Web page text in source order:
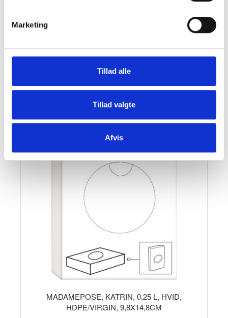
Marketing
Tillad alle
Tillad valgte
Afvis
DOWNLOAD MONTERINGSVEJLEDNING HER
MADAMEPOSE, KATRIN, 0,25 L, HVID,
HDPE/VIRGIN, 9,8X14,8CM